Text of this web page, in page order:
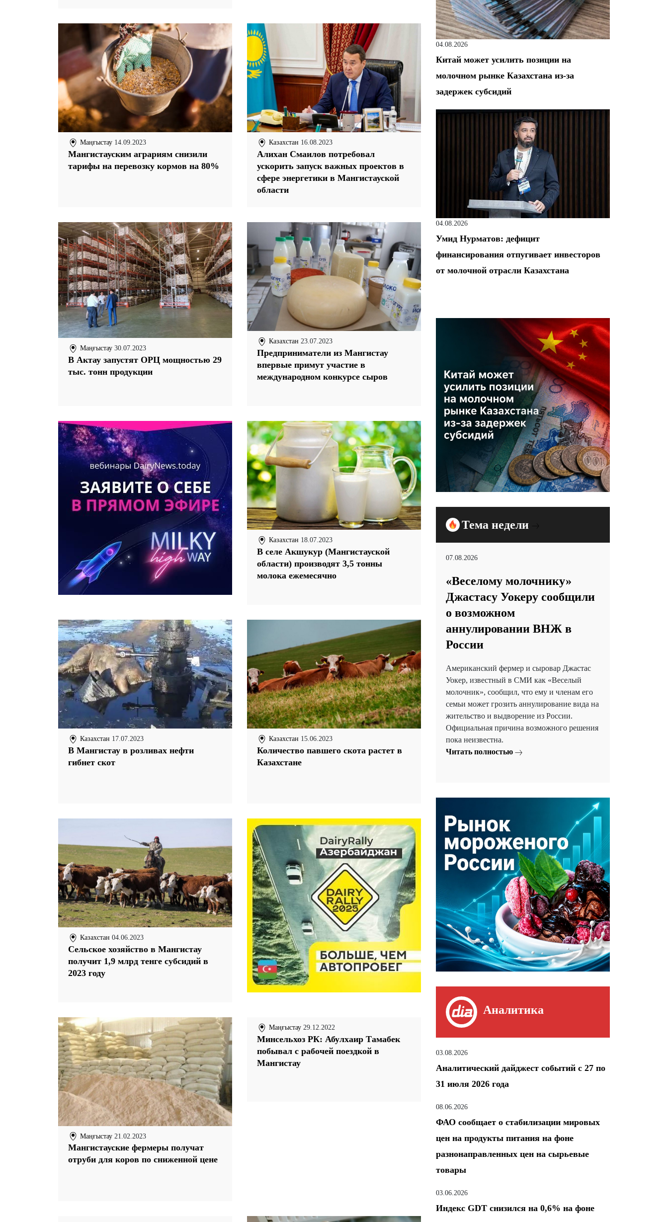
Маңғыстау 14.09.2023
Мангистауским аграриям снизили
тарифы на перевозку кормов на 80%
Казахстан 16.08.2023
Алихан Смаилов потребовал
ускорить запуск важных проектов в
сфере энергетики в Мангистауской
области
Маңғыстау 30.07.2023
В Актау запустят ОРЦ мощностью 29
тыс. тонн продукции
Казахстан 23.07.2023
Предприниматели из Мангистау
впервые примут участие в
международном конкурсе сыров
Казахстан 18.07.2023
В селе Акшукур (Мангистауской
области) производят 3,5 тонны
молока ежемесячно
Казахстан 17.07.2023
В Мангистау в розливах нефти
гибнет скот
Казахстан 15.06.2023
Количество павшего скота растет в
Казахстане
Казахстан 04.06.2023
Сельское хозяйство в Мангистау
получит 1,9 млрд тенге субсидий в
2023 году
Маңғыстау 21.02.2023
Мангистауские фермеры получат
отруби для коров по сниженной цене
Маңғыстау 29.12.2022
Минсельхоз РК: Абулхаир Тамабек
побывал с рабочей поездкой в
Мангистау
04.08.2026
Китай может усилить позиции на
молочном рынке Казахстана из-за
задержек субсидий
04.08.2026
Умид Нурматов: дефицит
финансирования отпугивает инвесторов
от молочной отрасли Казахстана
Тема недели
07.08.2026
«Веселому молочнику»
Джастасу Уокеру сообщили
о возможном
аннулировании ВНЖ в
России
Американский фермер и сыровар Джастас
Уокер, известный в СМИ как «Веселый
молочник», сообщил, что ему и членам его
семьи может грозить аннулирование вида на
жительство и выдворение из России.
Официальная причина возможного решения
пока неизвестна.
Читать полностью
Аналитика
03.08.2026
Аналитический дайджест событий с 27 по
31 июля 2026 года
08.06.2026
ФАО сообщает о стабилизации мировых
цен на продукты питания на фоне
разнонаправленных цен на сырьевые
товары
03.06.2026
Индекс GDT снизился на 0,6% на фоне